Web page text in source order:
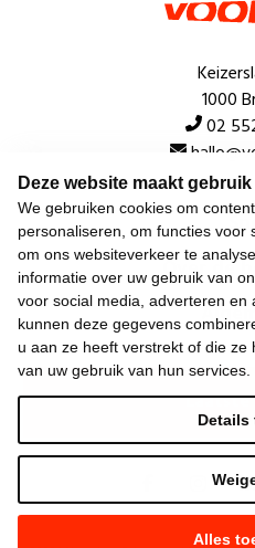
Deze website maakt
We gebruiken cookies om
personaliseren, om functies voor
om ons websiteverkeer te
informatie over uw gebruik van
voor social media, adverteren en
kunnen deze gegevens
u aan ze heeft verstrekt of die ze
van uw gebruik van hun services.
Alles
Details
1000
02
Over de
Laatste